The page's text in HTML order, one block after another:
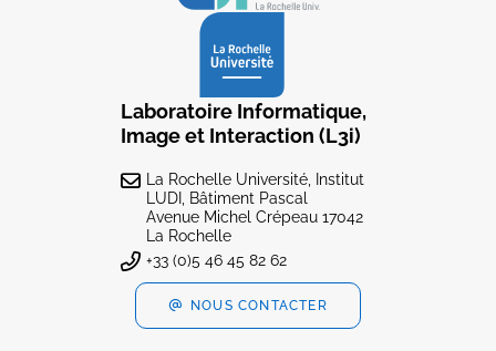
Laboratoire Informatique,
Image et Interaction (L3i)
La Rochelle Université, Institut
LUDI, Bâtiment Pascal
Avenue Michel Crépeau 17042
La Rochelle
+33 (0)5 46 45 82 62
NOUS CONTACTER